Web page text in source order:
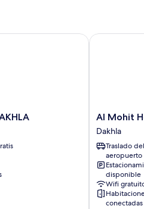
Al
Mohit
Hotel
Dakhla
Dakhla
Al Mohit
Dakhla
Traslado
aeropuerto
disponible
Wifi
Al Mohit